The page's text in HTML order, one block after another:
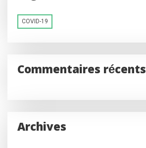
COVID-19
Commentaires récents
Archives